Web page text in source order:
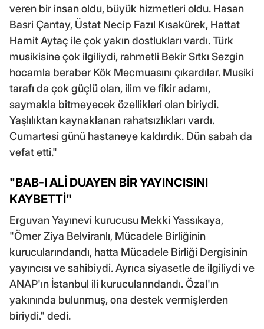
veren bir insan oldu, büyük hizmetleri oldu. Hasan
Basri Çantay, Üstat Necip Fazıl Kısakürek, Hattat
Hamit Aytaç ile çok yakın dostlukları vardı. Türk
musikisine çok ilgiliydi, rahmetli Bekir Sıtkı Sezgin
hocamla beraber Kök Mecmuasını çıkardılar. Musiki
tarafı da çok güçlü olan, ilim ve fikir adamı,
saymakla bitmeyecek özellikleri olan biriydi.
Yaşlılıktan kaynaklanan rahatsızlıkları vardı.
Cumartesi günü hastaneye kaldırdık. Dün sabah da
vefat etti."
"BAB-I ALİ DUAYEN BİR YAYINCISINI
KAYBETTİ"
Erguvan Yayınevi kurucusu Mekki Yassıkaya,
"Ömer Ziya Belviranlı, Mücadele Birliğinin
kurucularındandı, hatta Mücadele Birliği Dergisinin
yayıncısı ve sahibiydi. Ayrıca siyasetle de ilgiliydi ve
ANAP'ın İstanbul ili kurucularındandı. Özal'ın
yakınında bulunmuş, ona destek vermişlerden
biriydi." dedi.